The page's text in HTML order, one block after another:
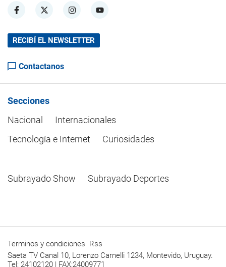
RECIBÍ EL NEWSLETTER
Contactanos
Secciones
Nacional
Internacionales
Tecnología e Internet
Curiosidades
Subrayado Show Subrayado Deportes
Terminos y condiciones Rss
Saeta TV Canal 10, Lorenzo Carnelli 1234, Montevido, Uruguay.
Tel: 24102120 | FAX:24009771